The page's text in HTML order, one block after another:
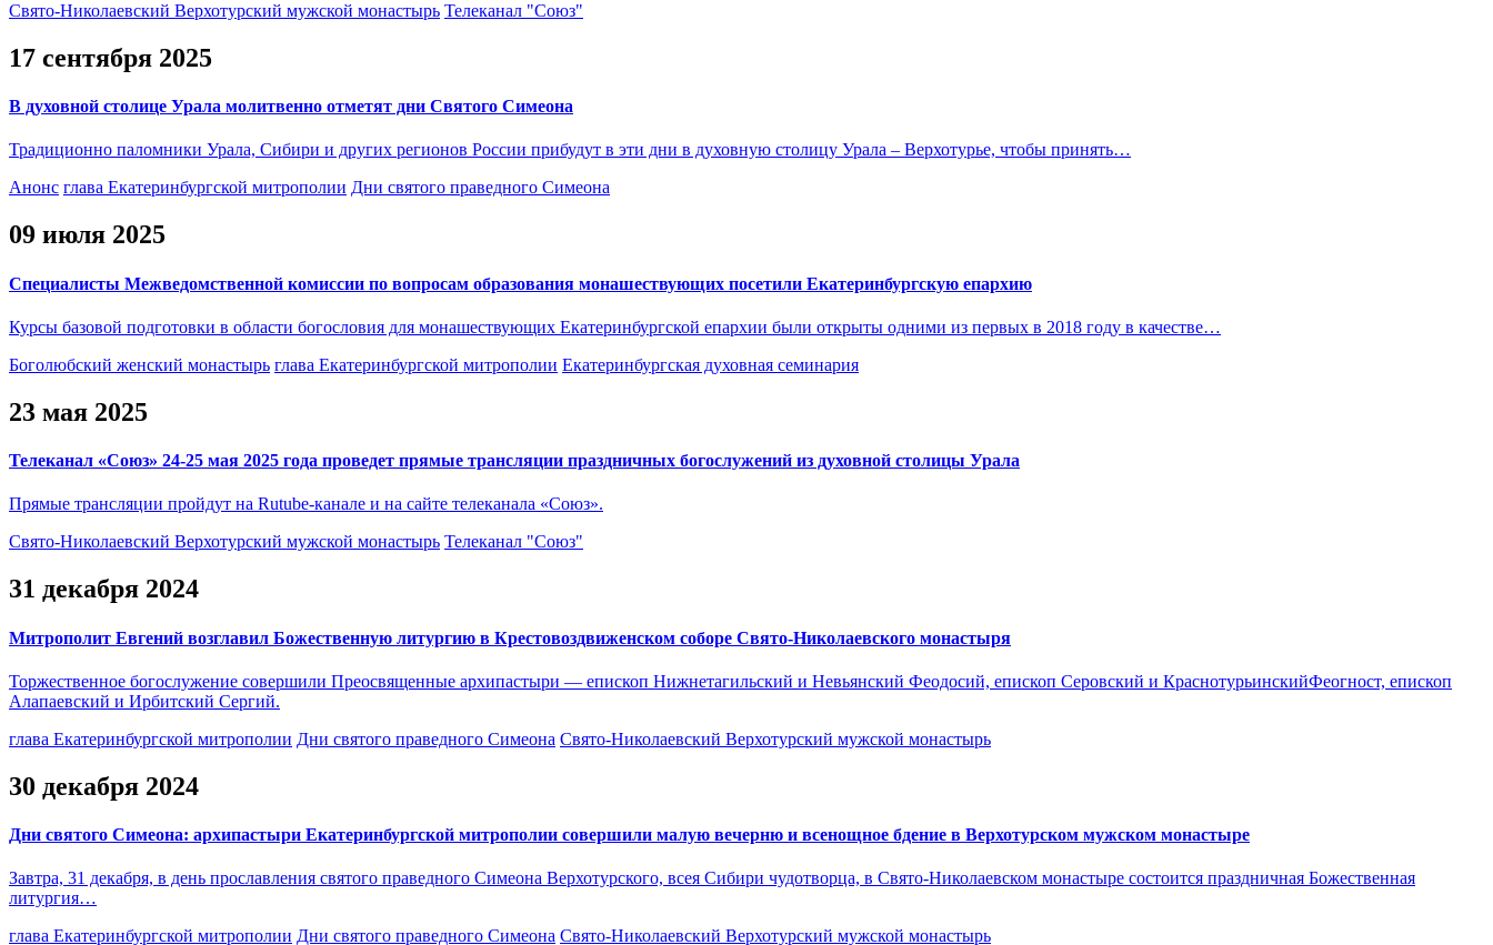
Свято-Николаевский Верхотурский мужской монастырь Телеканал "Союз"
17 сентября 2025
В духовной столице Урала молитвенно отметят дни Святого Симеона
Традиционно паломники Урала, Сибири и других регионов России прибудут в эти дни в духовную столицу Урала – Верхотурье, чтобы принять…
Анонс глава Екатеринбургской митрополии Дни святого праведного Симеона
09 июля 2025
Специалисты Межведомственной комиссии по вопросам образования монашествующих посетили Екатеринбургскую епархию
Курсы базовой подготовки в области богословия для монашествующих Екатеринбургской епархии были открыты одними из первых в 2018 году в качестве…
Боголюбский женский монастырь глава Екатеринбургской митрополии Екатеринбургская духовная семинария
23 мая 2025
Телеканал «Союз» 24-25 мая 2025 года проведет прямые трансляции праздничных богослужений из духовной столицы Урала
Прямые трансляции пройдут на Rutube-канале и на сайте телеканала «Союз».
Свято-Николаевский Верхотурский мужской монастырь Телеканал "Союз"
31 декабря 2024
Митрополит Евгений возглавил Божественную литургию в Крестовоздвиженском соборе Свято-Николаевского ​монастыря
Торжественное богослужение совершили Преосвященные архипастыри — епископ Нижнетагильский и Невьянский Феодосий, епископ Серовский и КраснотурьинскийФеогност, епископ
Алапаевский и Ирбитский Сергий.
глава Екатеринбургской митрополии Дни святого праведного Симеона Свято-Николаевский Верхотурский мужской монастырь
30 декабря 2024
Дни святого Симеона: архипастыри Екатеринбургской митрополии совершили малую вечерню и всенощное бдение в Верхотурском мужском монастыре
Завтра, 31 декабря, в день прославления святого праведного Симеона Верхотурского, всея Сибири чудотворца, в Свято-Николаевском монастыре состоится праздничная Божественная
литургия…
глава Екатеринбургской митрополии Дни святого праведного Симеона Свято-Николаевский Верхотурский мужской монастырь